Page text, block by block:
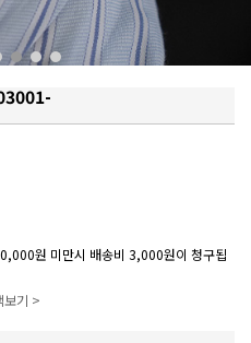
원 미만시 배송비 3,000원이 청구됩
보기 >